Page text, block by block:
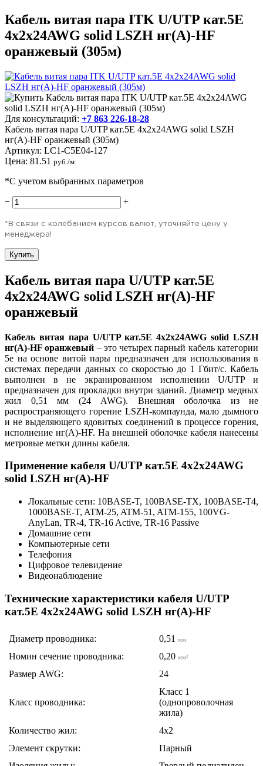
Кабель витая пара ITK U/UTP кат.5E
4х2х24AWG solid LSZH нг(А)-HF
оранжевый (305м)
Для консультаций: +7 863 226-18-28
Кабель витая пара U/UTP кат.5E 4х2х24AWG solid LSZH
нг(А)-HF оранжевый (305м)
Артикул: LC1-C5E04-127
Цена: 81.51 руб./м
*С учетом выбранных параметров
− +
*В связи с колебанием курсов валют, уточняйте цену у
менеджера!
Купить
Кабель витая пара U/UTP кат.5E
4х2х24AWG solid LSZH нг(А)-HF
оранжевый
Кабель витая пара U/UTP кат.5E 4х2х24AWG solid LSZH
нг(А)-HF оранжевый – это четырех парный кабель категории
5e на основе витой пары предназначен для использования в
системах передачи данных со скоростью до 1 Гбит/c. Кабель
выполнен в не экранированном исполнении U/UTP и
предназначен для прокладки внутри зданий. Диаметр медных
жил 0,51 мм (24 AWG). Внешняя оболочка из не
распространяющего горение LSZH-компаунда, мало дымного
и не выделяющего ядовитых соединений в процессе горения,
исполнение нг(A)-HF. На внешней оболочке кабеля нанесены
метровые метки длины кабеля.
Применение кабеля U/UTP кат.5E 4х2х24AWG
solid LSZH нг(А)-HF
Локальные сети: 10BASE-T, 100BASE-TX, 100BASE-T4,
1000BASE-T, ATM-25, ATM-51, ATM-155, 100VG-
AnyLan, TR-4, TR-16 Active, TR-16 Passive
Домашние сети
Компьютерные сети
Телефония
Цифровое телевидение
Видеонаблюдение
Технические характеристики кабеля U/UTP
кат.5E 4х2х24AWG solid LSZH нг(А)-HF
Диаметр проводника: 0,51 мм
Номин сечение проводника: 0,20 мм²
Размер AWG: 24
Класс проводника:
Класс 1
(однопроволочная
жила)
Количество жил:
4x2
Элемент скрутки:
Парный